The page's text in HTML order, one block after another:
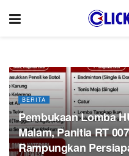
BERITA
Pembukaan Lomba
Malam, Panitia RT
Rampungkan